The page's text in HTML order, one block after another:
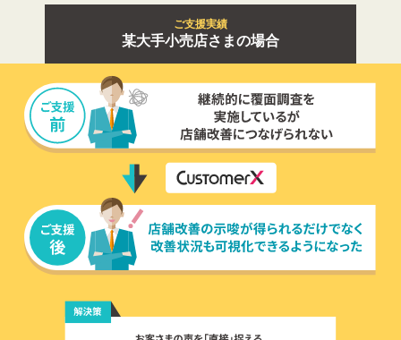
ご支援実績
某大手小売店さまの場合